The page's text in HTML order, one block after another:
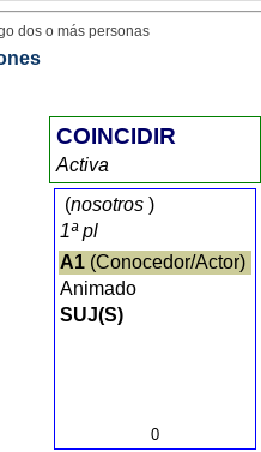
dos o más personas
COINCIDIR
Activa
(nosotros)
1ª pl
A1(Conocedor/Actor)
Animado
SUJ(S)
0